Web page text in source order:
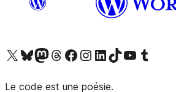
Visitez notre compte X (précédemment Twitter)
Visiter notre compte Bluesky
Visiter notre compte Mastodon
Visiter notre compte Threads
Consulter notre compte Facebook
Consulter notre compte Instagram
Consulter notre compte LinkedIn
Visiter notre compte TokTok
Visiter notre chaîne YouTube
Visiter notre compte Tumblr
Le code est une poésie.